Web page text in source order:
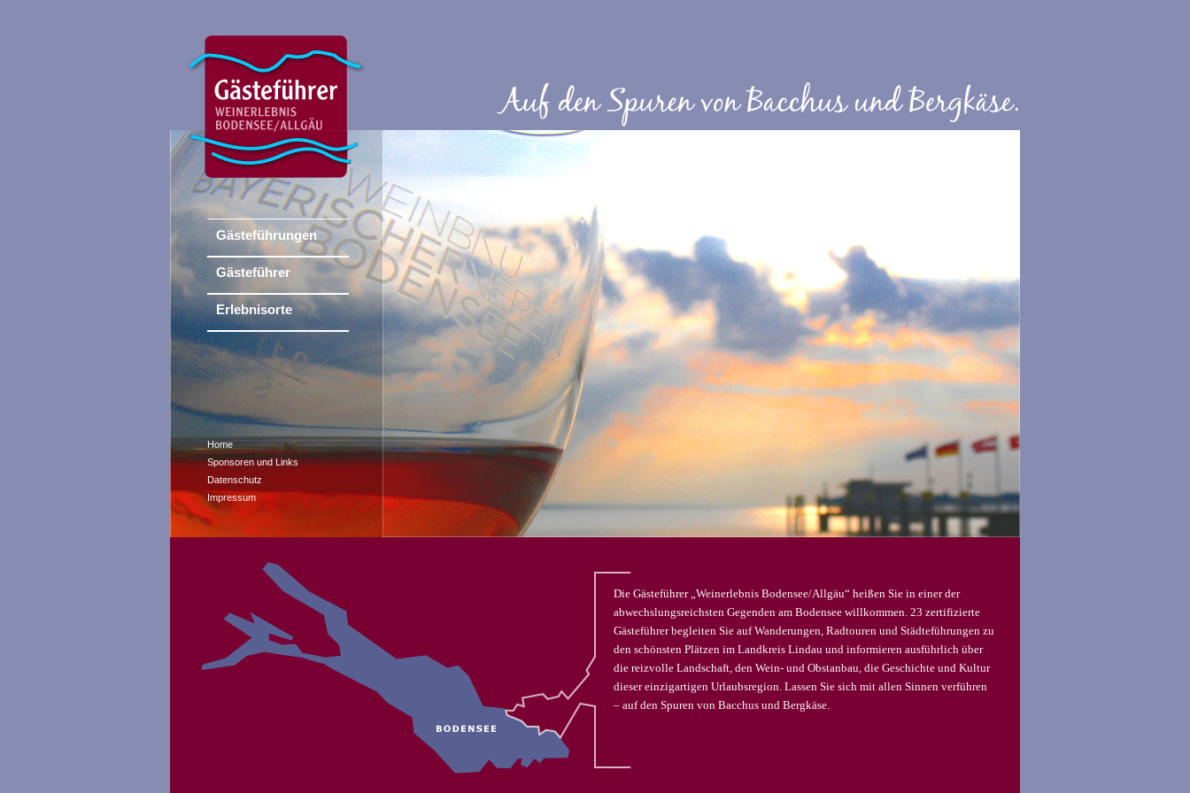
Home
Sponsoren und Links
Datenschutz
Impressum
Die Gästeführer „Weinerlebnis Bodensee/Allgäu“ heißen Sie in einer der
abwechslungsreichsten Gegenden am Bodensee willkommen. 23 zertifizierte
Gästeführer begleiten Sie auf Wanderungen, Radtouren und Städteführungen zu
den schönsten Plätzen im Landkreis Lindau und informieren ausführlich über
die reizvolle Landschaft, den Wein- und Obstanbau, die Geschichte und Kultur
dieser einzigartigen Urlaubsregion. Lassen Sie sich mit allen Sinnen verführen
– auf den Spuren von Bacchus und Bergkäse.
Gästeführungen
Gästeführer
Erlebnisorte